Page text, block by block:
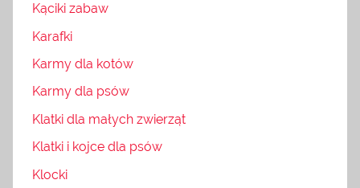
Kąciki zabaw
Karafki
Karmy dla kotów
Karmy dla psów
Klatki dla małych zwierząt
Klatki i kojce dla psów
Klocki